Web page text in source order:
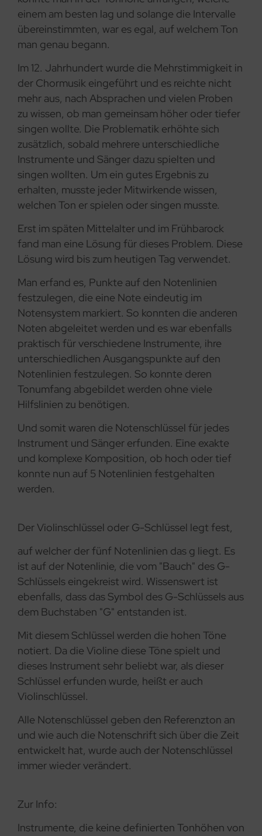
einem am besten lag und solange die Intervalle
übereinstimmten, war es egal, auf welchem Ton
man genau begann.
Im 12. Jahrhundert wurde die Mehrstimmigkeit in
der Chormusik eingeführt und es reichte nicht
mehr aus, nach Absprachen und vielen Proben
zu wissen, ob man gemeinsam höher oder tiefer
singen wollte. Die Problematik erhöhte sich
zusätzlich, sobald mehrere unterschiedliche
Instrumente und Sänger dazu spielten und
singen wollten. Um ein gutes Ergebnis zu
erhalten, musste jeder Mitwirkende wissen,
welchen Ton er spielen oder singen musste.
Erst im späten Mittelalter und im Frühbarock
fand man eine Lösung für dieses Problem. Diese
Lösung wird bis zum heutigen Tag verwendet.
Man erfand es, Punkte auf den Notenlinien
festzulegen, die eine Note eindeutig im
Notensystem markiert. So konnten die anderen
Noten abgeleitet werden und es war ebenfalls
praktisch für verschiedene Instrumente, ihre
unterschiedlichen Ausgangspunkte auf den
Notenlinien festzulegen. So konnte deren
Tonumfang abgebildet werden ohne viele
Hilfslinien zu benötigen.
Und somit waren die Notenschlüssel für jedes
Instrument und Sänger erfunden. Eine exakte
und komplexe Komposition, ob hoch oder tief
konnte nun auf 5 Notenlinien festgehalten
werden.
Der Violinschlüssel oder G-Schlüssel legt fest,
auf welcher der fünf Notenlinien das g liegt. Es
ist auf der Notenlinie, die vom "Bauch" des G-
Schlüssels eingekreist wird. Wissenswert ist
ebenfalls, dass das Symbol des G-Schlüssels aus
dem Buchstaben "G" entstanden ist.
Mit diesem Schlüssel werden die hohen Töne
notiert. Da die Violine diese Töne spielt und
dieses Instrument sehr beliebt war, als dieser
Schlüssel erfunden wurde, heißt er auch
Violinschlüssel.
Alle Notenschlüssel geben den Referenzton an
und wie auch die Notenschrift sich über die Zeit
entwickelt hat, wurde auch der Notenschlüssel
immer wieder verändert.
Zur Info:
Instrumente, die keine definierten Tonhöhen von